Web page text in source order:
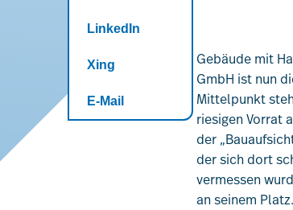
LinkedIn
Xing
E-Mail
Gebäude mit
GmbH ist nun
Mittelpunkt
riesigen Vorrat
der
der sich dort
vermessen
an seinem Platz.